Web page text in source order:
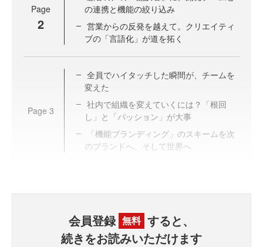
Page
2
の連携と機能の絞り込み
営業からの反発を越えて。クリエイティ
ブの「言語化」が道を拓く
Page 3
全員でハイタッチした瞬間が、チームを
変えた
社内で組織を変えていくには？「根回
し」と「パッション」が大事
「機能ブランディング」のスキームを次
のブランドへ、そして世界へ
会員登録 無料 すると、
続きをお読みいただけます